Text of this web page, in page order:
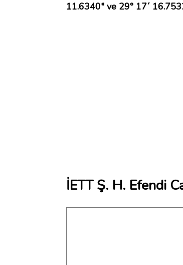
11.6340" ve 29° 17´
İETT Ş. H. Efendi